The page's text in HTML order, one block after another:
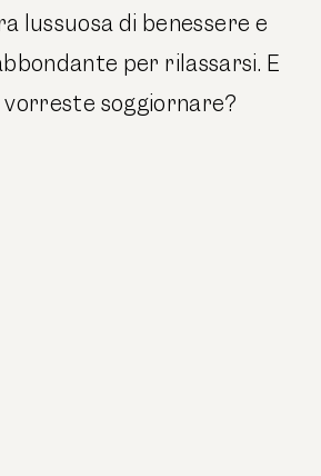
lussuosa di benessere e
per rilassarsi. E
vorreste soggiornare?